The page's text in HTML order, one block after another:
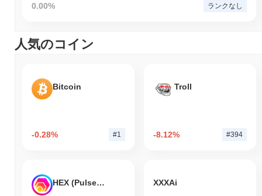
0.00% ランクなし
人気のコイン
Bitcoin
-0.28% #1
Troll
-8.12% #394
HEX (Pulsechain) XXXAi